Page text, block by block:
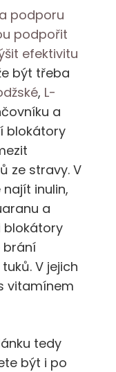
podporu
podpořit
efektivitu
být třeba
, L-
a
blokátory
ze stravy. V
inulin,
a
blokátory
brání
V jejich
vitamínem
tedy
být i po